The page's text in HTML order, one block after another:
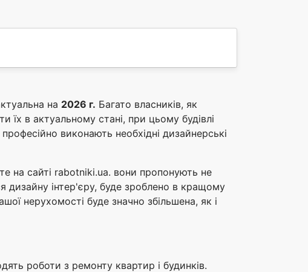
на 2026 г. Багато власників, як
їх в актуальному стані, при цьому будівлі
виконають необхідні дизайнерські
на сайті rabotniki.ua. вони пропонують не
дизайну інтер'єру, буде зроблено в кращому
нерухомості буде значно збільшена, як і
роботи з ремонту квартир і будинків.